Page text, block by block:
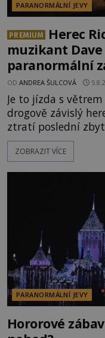
PARANORMÁLNÍ JEVY
PREMIUM
Herec
muzikant
paranormální
OD ANDREA ŠULCOVÁ
Je to jízda s
drogově závislý
ztratí poslední
po silnicích ve
řetězu. Vše
následně nalezne
momentem se
ZOBRAZIT VÍCE
PARANORMÁLNÍ JEVY
Hororové